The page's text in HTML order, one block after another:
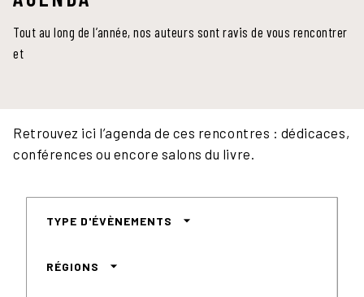
Tout au long de l’année, nos auteurs sont ravis de vous rencontrer
et
Retrouvez ici l’agenda de ces rencontres : dédicaces,
conférences ou encore salons du livre.
TYPE D'ÉVÈNEMENTS arrow_drop_down
RÉGIONS arrow_drop_down